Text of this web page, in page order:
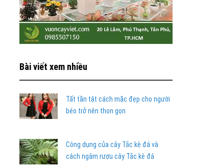
Bài viết xem nhiều
Tất tần tật cách mặc đẹp cho người
béo trở nên thon gọn
Công dụng của cây Tắc kè đá và
cách ngâm rượu cây Tắc kè đá